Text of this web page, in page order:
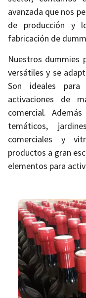
avanzada que nos
de producción y
fabricación de
Nuestros dummies
versátiles y se
Son ideales
activaciones de
comercial.
temáticos,
comerciales y
productos a gran
elementos para